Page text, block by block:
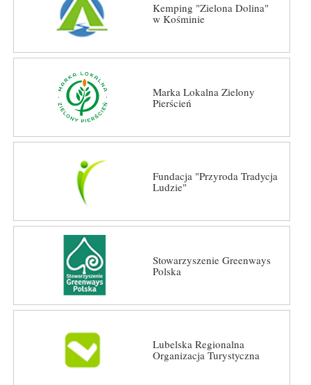
Kemping "Zielona Dolina"
w Kośminie
Marka Lokalna Zielony
Pierścień
Fundacja "Przyroda Tradycja
Ludzie"
Stowarzyszenie Greenways
Polska
Lubelska Regionalna
Organizacja Turystyczna